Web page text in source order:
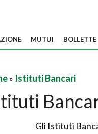
MUTUI BOLLETTE
» Istituti Bancari
Gli Istituti